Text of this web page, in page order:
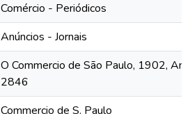
Comércio - Periódicos
Anúncios - Jornais
O Commercio de São Paulo, 1902,
2846
Commercio de S. Paulo